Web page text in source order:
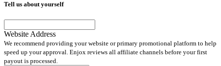
Tell us about yourself
Website Address
We recommend providing your website or primary promotional platform to help
speed up your approval. Enjox reviews all affiliate channels before your first
payout is processed.